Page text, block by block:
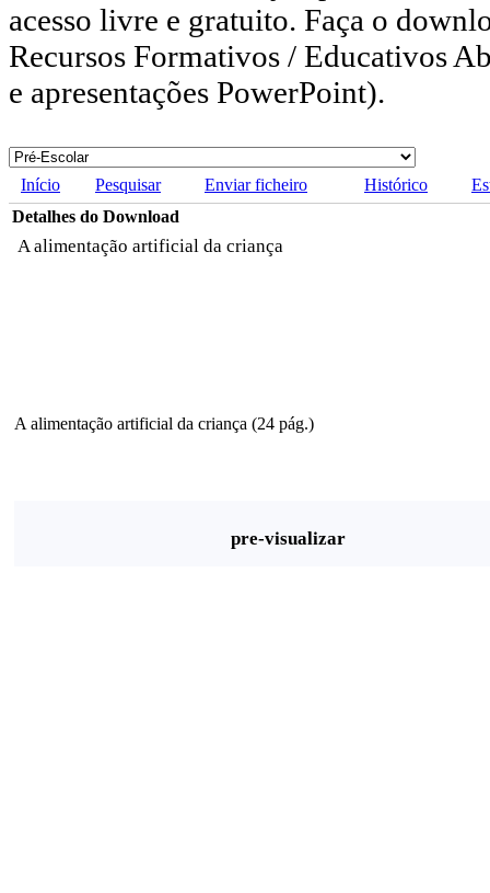
acesso livre e gratuito. Faça o
Recursos Formativos / Educativos
e apresentações PowerPoint).
Início Pesquisar Enviar ficheiro Histórico
Detalhes do Download
A alimentação artificial da criança
A alimentação artificial da criança (24 pág.)
pre-visualizar